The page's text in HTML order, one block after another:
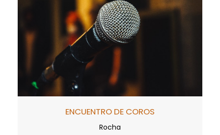
ENCUENTRO DE COROS
Rocha